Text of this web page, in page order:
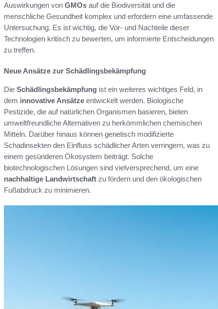
Auswirkungen von GMOs auf die Biodiversität und die
menschliche Gesundheit komplex und erfordern eine umfassende
Untersuchung. Es ist wichtig, die Vor- und Nachteile dieser
Technologien kritisch zu bewerten, um informierte Entscheidungen
zu treffen.
Neue Ansätze zur Schädlingsbekämpfung
Die Schädlingsbekämpfung ist ein weiteres wichtiges Feld, in
dem innovative Ansätze entwickelt werden. Biologische
Pestizide, die auf natürlichen Organismen basieren, bieten
umweltfreundliche Alternativen zu herkömmlichen chemischen
Mitteln. Darüber hinaus können genetisch modifizierte
Schadinsekten den Einfluss schädlicher Arten verringern, was zu
einem gesünderen Ökosystem beiträgt. Solche
biotechnologischen Lösungen sind vielversprechend, um eine
nachhaltige Landwirtschaft zu fördern und den ökologischen
Fußabdruck zu minimieren.